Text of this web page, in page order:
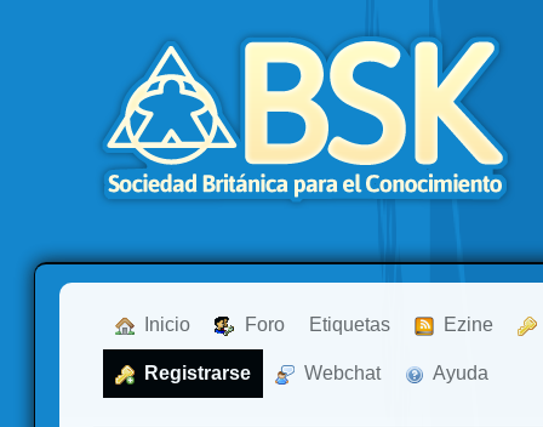
Inicio Foro Etiquetas Ezine
Registrarse Webchat Ayuda